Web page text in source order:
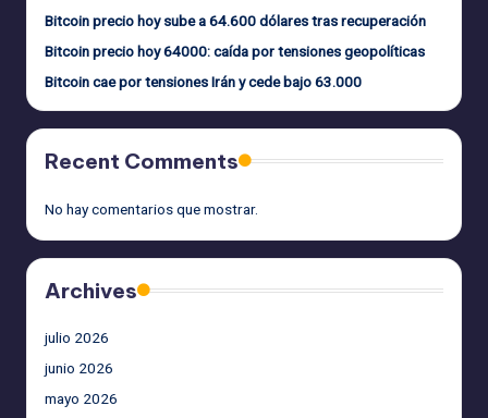
Bitcoin precio hoy sube a 64.600 dólares tras recuperación
Bitcoin precio hoy 64000: caída por tensiones geopolíticas
Bitcoin cae por tensiones Irán y cede bajo 63.000
Recent Comments
No hay comentarios que mostrar.
Archives
julio 2026
junio 2026
mayo 2026